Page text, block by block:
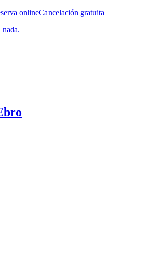
onlineCancelación gratuita
nada.